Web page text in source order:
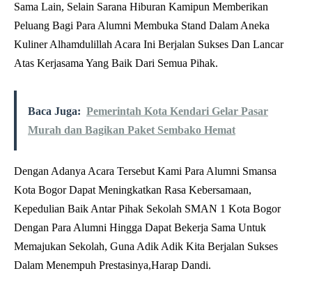
Sama Lain, Selain Sarana Hiburan Kamipun Memberikan
Peluang Bagi Para Alumni Membuka Stand Dalam Aneka
Kuliner Alhamdulillah Acara Ini Berjalan Sukses Dan Lancar
Atas Kerjasama Yang Baik Dari Semua Pihak.
Baca Juga: Pemerintah Kota Kendari Gelar Pasar
Murah dan Bagikan Paket Sembako Hemat
Dengan Adanya Acara Tersebut Kami Para Alumni Smansa
Kota Bogor Dapat Meningkatkan Rasa Kebersamaan,
Kepedulian Baik Antar Pihak Sekolah SMAN 1 Kota Bogor
Dengan Para Alumni Hingga Dapat Bekerja Sama Untuk
Memajukan Sekolah, Guna Adik Adik Kita Berjalan Sukses
Dalam Menempuh Prestasinya,Harap Dandi.